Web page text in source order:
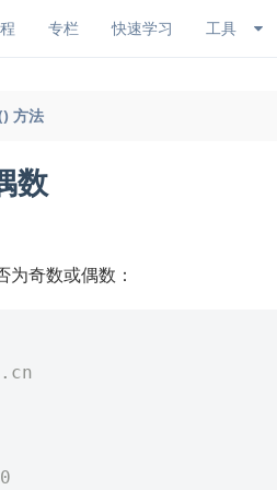
专栏 快速学习 工具
方法
数
奇数或偶数：